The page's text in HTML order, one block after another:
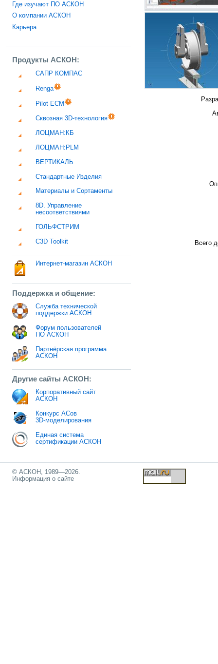
Где изучают ПО АСКОН
О компании АСКОН
Карьера
Продукты АСКОН:
САПР КОМПАС
Renga
Pilot-ECM
Сквозная 3D-технология
ЛОЦМАН:КБ
ЛОЦМАН:PLM
ВЕРТИКАЛЬ
Стандартные Изделия
Материалы и Сортаменты
8D. Управление
несоответствиями
ГОЛЬФСТРИМ
C3D Toolkit
Интернет-магазин АСКОН
Поддержка и общение:
Служба технической
поддержки АСКОН
Форум пользователей
ПО АСКОН
Партнёрская программа
АСКОН
Другие сайты АСКОН:
Корпоративный сайт
АСКОН
Конкурс АСов
3D-моделирования
Единая система
сертификации АСКОН
Всего
© АСКОН, 1989—2026.
Информация о сайте